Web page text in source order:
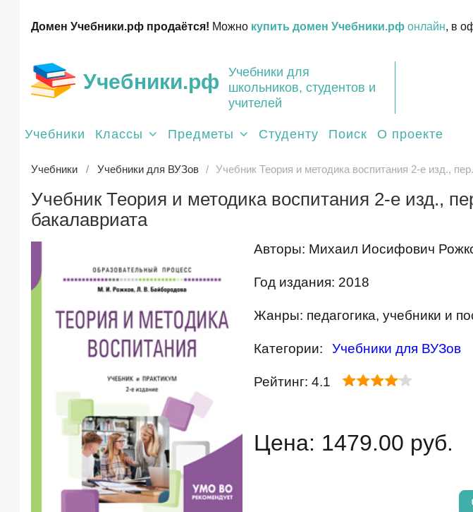
Домен Учебники.рф продаётся! Можно купить домен Учебники.рф онлайн, в
Учебники.рф
Учебники для
школьников, студентов и
учителей
Учебники Классы Предметы Студенту Поиск О проекте
Учебники Учебники для ВУЗов Учебник Теория и методика воспитания 2-е изд.,
Учебник Теория и методика воспитания 2-е изд.,
бакалавриата
Авторы: Михаил Иосифович
Год издания: 2018
Жанры: педагогика, учебники и
Категории: Учебники для ВУЗов
Рейтинг: 4.1
Цена: 1479.00 руб.